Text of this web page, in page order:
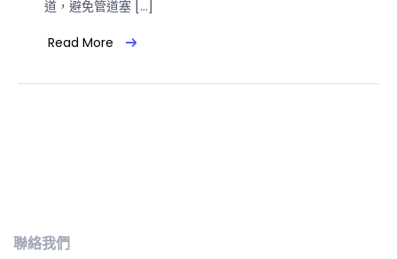
道，避免管道塞 […]
Read More
聯絡我們